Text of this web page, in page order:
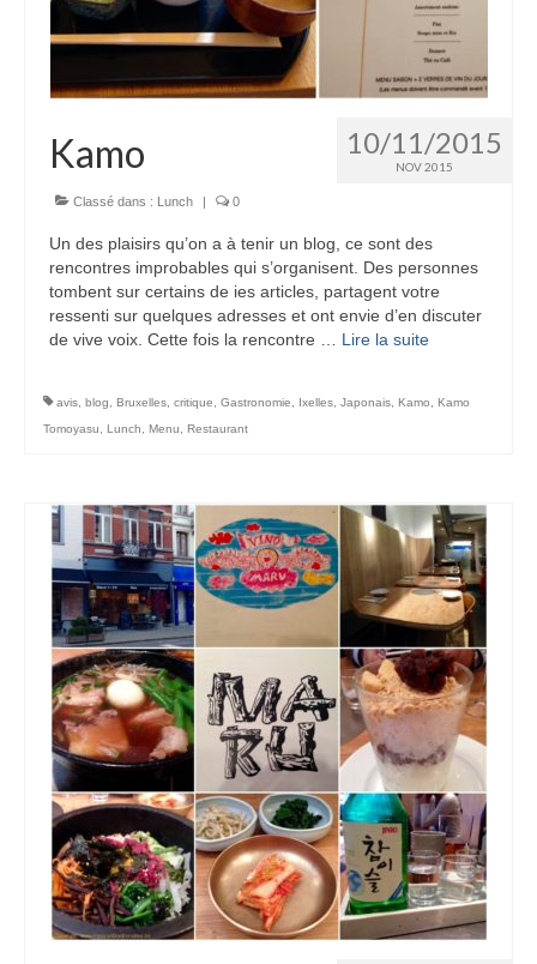
10/11/2015
NOV 2015
Kamo
Classé dans : Lunch | 0
Un des plaisirs qu’on a à tenir un blog, ce sont des
rencontres improbables qui s’organisent. Des personnes
tombent sur certains de ies articles, partagent votre
ressenti sur quelques adresses et ont envie d’en discuter
de vive voix. Cette fois la rencontre … Lire la suite­­
avis blog Bruxelles critique Gastronomie Ixelles Japonais Kamo
Kamo
Tomoyasu
Lunch Menu Restaurant